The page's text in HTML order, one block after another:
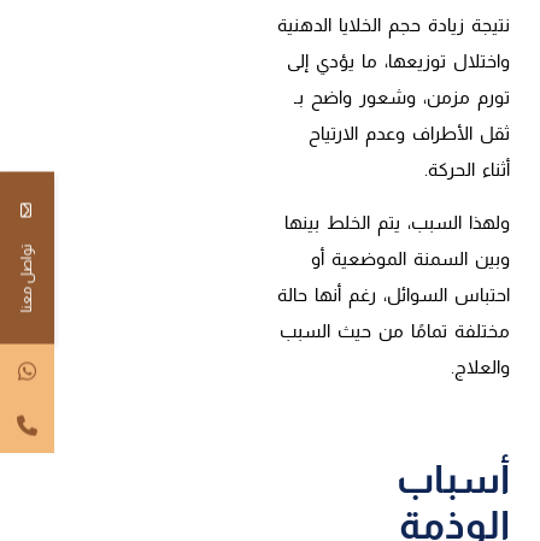
نتيجة زيادة حجم الخلايا الدهنية
واختلال توزيعها، ما يؤدي إلى
تورم مزمن، وشعور واضح بـ
ثقل الأطراف وعدم الارتياح
أثناء الحركة.
ولهذا السبب، يتم الخلط بينها
وبين السمنة الموضعية أو
احتباس السوائل، رغم أنها حالة
مختلفة تمامًا من حيث السبب
والعلاج.
أسباب
الوذمة
تواصل معنا